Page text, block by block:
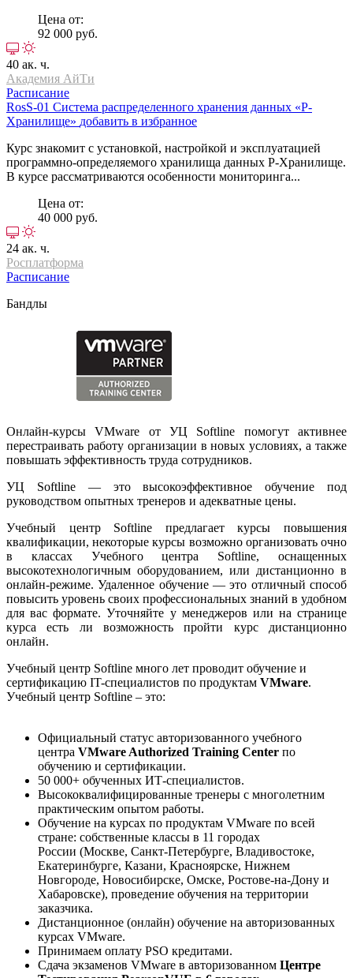
Цена от:
92 000 руб.
40 ак. ч.
Академия АйТи
Расписание
RosS-01 Система распределенного хранения данных «Р-
Хранилище» добавить в избранное
Курс знакомит с установкой, настройкой и эксплуатацией
программно-определяемого хранилища данных Р-Хранилище.
В курсе рассматриваются особенности мониторинга...
Цена от:
40 000 руб.
24 ак. ч.
Росплатформа
Расписание
Бандлы
Онлайн-курсы VMware от УЦ Softline помогут активнее
перестраивать работу организации в новых условиях, а также
повышать эффективность труда сотрудников.
УЦ Softline — это высокоэффективное обучение под
руководством опытных тренеров и адекватные цены.
Учебный центр Softline предлагает курсы повышения
квалификации, некоторые курсы возможно организовать очно
в классах Учебного центра Softline, оснащенных
высокотехнологичным оборудованием, или дистанционно в
онлайн-режиме. Удаленное обучение — это отличный способ
повысить уровень своих профессиональных знаний в удобном
для вас формате. Уточняйте у менеджеров или на странице
курса есть ли возможность пройти курс дистанционно
онлайн.
Учебный центр Softline много лет проводит обучение и
сертификацию IT-специалистов по продуктам VMware.
Учебный центр Softline – это:
Официальный статус авторизованного учебного
центра VMware Authorized Training Center по
обучению и сертификации.
50 000+ обученных ИТ-специалистов.
Высококвалифицированные тренеры с многолетним
практическим опытом работы.
Обучение на курсах по продуктам VMware по всей
стране: собственные классы в 11 городах
России (Москве, Санкт-Петербурге, Владивостоке,
Екатеринбурге, Казани, Красноярске, Нижнем
Новгороде, Новосибирске, Омске, Ростове-на-Дону и
Хабаровске), проведение обучения на территории
заказчика.
Дистанционное (онлайн) обучение на авторизованных
курсах VMware.
Принимаем оплату PSO кредитами.
Сдача экзаменов VMware в авторизованном Центре